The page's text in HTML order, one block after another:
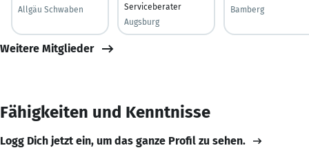
Allgäu Schwaben
Serviceberater
Augsburg
Bamberg
Weitere Mitglieder
Fähigkeiten und Kenntnisse
Logg Dich jetzt ein, um das ganze Profil zu sehen.